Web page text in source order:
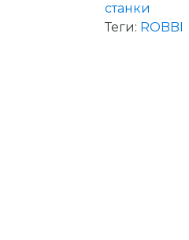
станки
Теги: ROBBI